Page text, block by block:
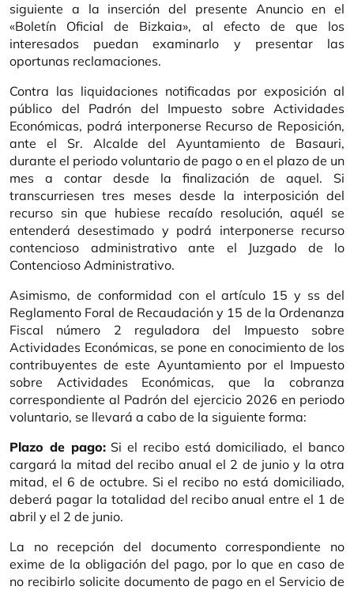
siguiente a la inserción del presente Anuncio en el
«Boletín Oficial de Bizkaia», al efecto de que los
interesados puedan examinarlo y presentar las
oportunas reclamaciones.
Contra las liquidaciones notificadas por exposición al
público del Padrón del Impuesto sobre Actividades
Económicas, podrá interponerse Recurso de Reposición,
ante el Sr. Alcalde del Ayuntamiento de Basauri,
durante el periodo voluntario de pago o en el plazo de un
mes a contar desde la finalización de aquel. Si
transcurriesen tres meses desde la interposición del
recurso sin que hubiese recaído resolución, aquél se
entenderá desestimado y podrá interponerse recurso
contencioso administrativo ante el Juzgado de lo
Contencioso Administrativo.
Asimismo, de conformidad con el artículo 15 y ss del
Reglamento Foral de Recaudación y 15 de la Ordenanza
Fiscal número 2 reguladora del Impuesto sobre
Actividades Económicas, se pone en conocimiento de los
contribuyentes de este Ayuntamiento por el Impuesto
sobre Actividades Económicas, que la cobranza
correspondiente al Padrón del ejercicio 2026 en periodo
voluntario, se llevará a cabo de la siguiente forma:
Plazo de pago:Si el recibo está domiciliado, el banco
cargará la mitad del recibo anual el 2 de junio y la otra
mitad, el 6 de octubre. Si el recibo no está domiciliado,
deberá pagar la totalidad del recibo anual entre el 1 de
abril y el 2 de junio.
La no recepción del documento correspondiente no
exime de la obligación del pago, por lo que en caso de
no recibirlo solicite documento de pago en el Servicio de